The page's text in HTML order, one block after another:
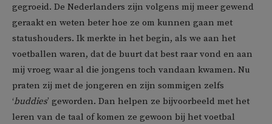
gegroeid. De Nederlanders zijn volgens mij meer gewend
geraakt en weten beter hoe ze om kunnen gaan met
statushouders. Ik merkte in het begin, als we aan het
voetballen waren, dat de buurt dat best raar vond en aan
mij vroeg waar al die jongens toch vandaan kwamen. Nu
praten zij met de jongeren en zijn sommigen zelfs
‘buddies’ geworden. Dan helpen ze bijvoorbeeld met het
leren van de taal of komen ze gewoon bij het voetbal